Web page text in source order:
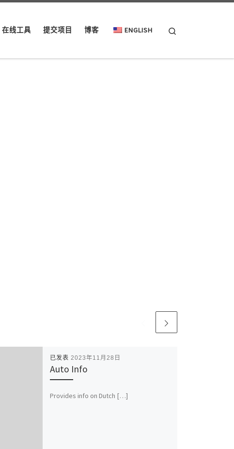
在线工具 提交项目 博客 ENGLISH
已发表 2023年11月28日
Auto Info
Provides info on Dutch […]